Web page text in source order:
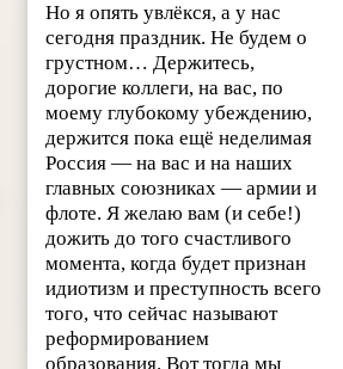
Но я опять увлёкся, а у нас
сегодня праздник. Не будем о
грустном… Держитесь,
дорогие коллеги, на вас, по
моему глубокому убеждению,
держится пока ещё неделимая
Россия — на вас и на наших
главных союзниках — армии и
флоте. Я желаю вам (и себе!)
дожить до того счастливого
момента, когда будет признан
идиотизм и преступность всего
того, что сейчас называют
реформированием
образования. Вот тогда мы